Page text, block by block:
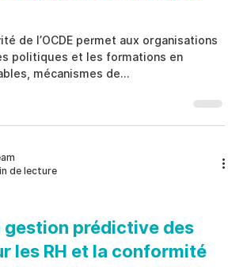
de l’OCDE permet aux organisations
politiques et les formations en
mécanismes de
aux approbations, enquêtes,
gestion des conflits d’intérêts et
de conformité, renforcer la
la résilience opérationnelle et
de lecture
gestion prédictive des
les RH et la conformité